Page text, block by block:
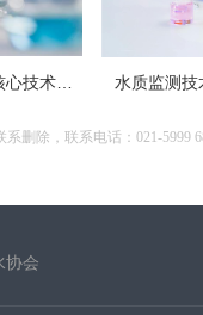
水质监测技
删除，联系电话：021-5999
协会